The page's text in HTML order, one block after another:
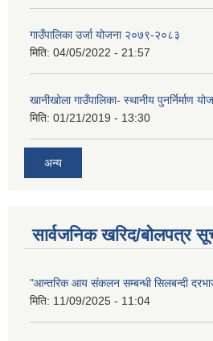
गाउँपालिका उर्जा योजना २०७९-२०८३
मिति: 04/05/2022 - 21:57
खानीखोला गाउँपालिका- स्थानीय पुनर्निर्माण
मिति: 01/21/2019 - 13:30
अन्य
सार्वजनिक खरिद/बोलपत्र
"आन्तरिक आय संकलन सम्बन्धी सिलबन्दी
मिति: 11/09/2025 - 11:04